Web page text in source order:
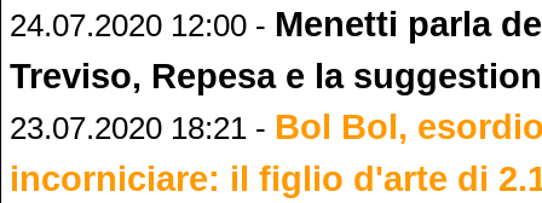
24.07.2020 12:00 - Menetti parla
Treviso, Repesa e la
23.07.2020 18:21 - Bol Bol,
incorniciare: il figlio d'arte di